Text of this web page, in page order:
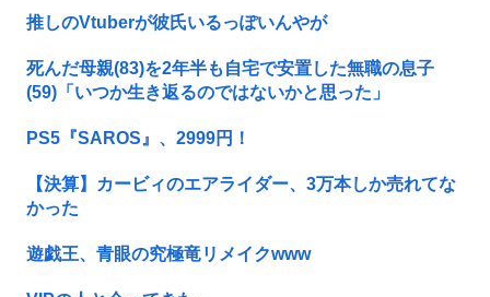
推しのVtuberが彼氏いるっぽいんやが
死んだ母親(83)を2年半も自宅で安置した無職の息子
(59)「いつか生き返るのではないかと思った」
PS5『SAROS』、2999円！
【決算】カービィのエアライダー、3万本しか売れてな
かった
遊戯王、青眼の究極竜リメイクwww